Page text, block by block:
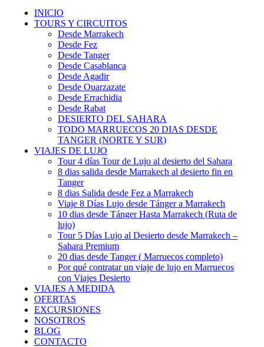
INICIO
TOURS Y CIRCUITOS
Desde Marrakech
Desde Fez
Desde Tanger
Desde Casablanca
Desde Agadir
Desde Ouarzazate
Desde Errachidia
Desde Rabat
DESIERTO DEL SAHARA
TODO MARRUECOS 20 DIAS DESDE
TANGER (NORTE Y SUR)
VIAJES DE LUJO
Tour 4 días Tour de Lujo al desierto del Sahara
8 dias salida desde Marrakech al desierto fin en
Tanger
8 dias Salida desde Fez a Marrakech
Viaje 8 Días Lujo desde Tánger a Marrakech
10 dias desde Tánger Hasta Marrakech (Ruta de
lujo)
Tour 5 Días Lujo al Desierto desde Marrakech –
Sahara Premium
20 dias desde Tanger ( Marruecos completo)
Por qué contratar un viaje de lujo en Marruecos
con Viajes Desierto
VIAJES A MEDIDA
OFERTAS
EXCURSIONES
NOSOTROS
BLOG
CONTACTO